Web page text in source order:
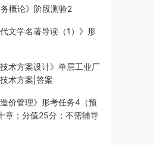
概论》阶段测验2
文学名著导读（1）》形
术方案设计》单层工业厂
术方案|答案
价管理》形考任务4（预
章；分值25分；不需辅导